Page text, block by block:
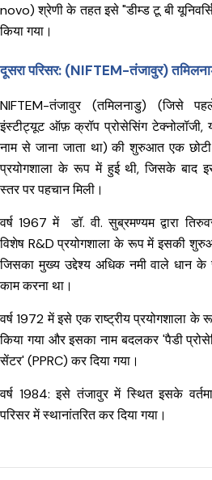
novo) श्रेणी के तहत इसे "डीम्ड टू बी
किया गया।
दूसरा परिसर: (NIFTEM-तंजावुर)
NIFTEM-तंजावुर (तमिलनाडु) (जिसे
इंस्टीट्यूट ऑफ़ क्रॉप प्रोसेसिंग टेक्नोलॉजी,
नाम से जाना जाता था) की शुरुआत एक
प्रयोगशाला के रूप में हुई थी, जिसके बाद इसे
स्तर पर पहचान मिली।
वर्ष 1967 में डॉ. वी. सुब्रमण्यम द्वारा
विशेष R&D प्रयोगशाला के रूप में इसकी
जिसका मुख्य उद्देश्य अधिक नमी वाले धान के
काम करना था।
वर्ष 1972 में इसे एक राष्ट्रीय प्रयोगशाला के
किया गया और इसका नाम बदलकर 'पैडी
सेंटर' (PPRC) कर दिया गया।
वर्ष 1984: इसे तंजावुर में स्थित इसके
परिसर में स्थानांतरित कर दिया गया।